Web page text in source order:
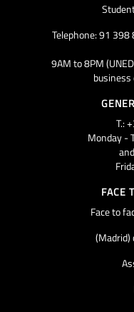
Telephone: 91
9AM to 8PM
business
T.:
Monday -
FACE
Face to
(Madrid)